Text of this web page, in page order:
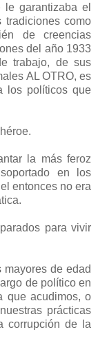
garantizaba el
tradiciones como
de creencias
del año 1933
trabajo, de sus
AL OTRO, es
los políticos que
la más feroz
en los
entonces no era
para vivir
de edad
de político en
que acudimos, o
prácticas
corrupción de la